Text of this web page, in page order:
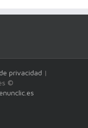
privacidad |
©